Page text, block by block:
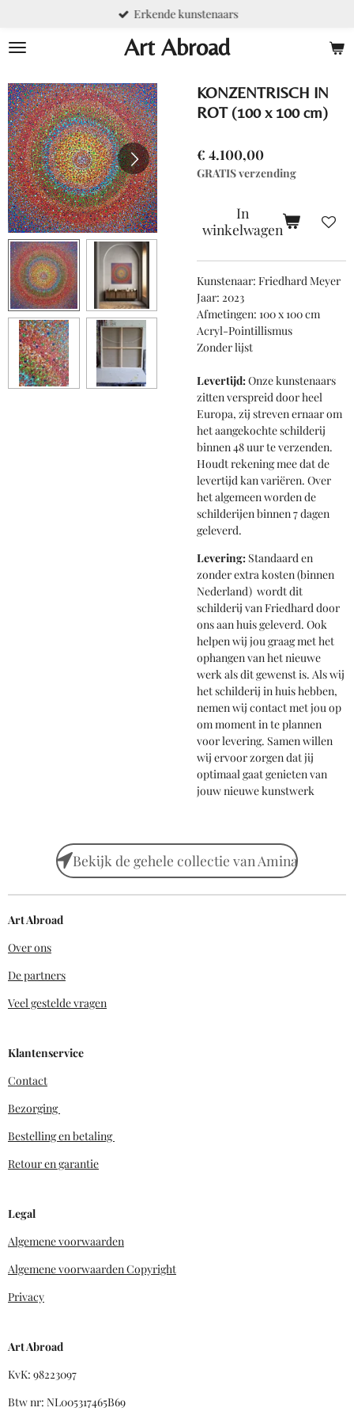
naar
hoofdinhoud
Art Abroad
Erkende kunstenaars
KONZENTRISCH IN
ROT (100 x 100 cm)
€ 4.100,00
GRATIS verzending
In
winkelwagen
Kunstenaar: Friedhard Meyer
Jaar: 2023
Afmetingen: 100 x 100 cm
Acryl-Pointillismus
Zonder lijst
Levertijd:Onze kunstenaars
zitten verspreid door heel
Europa, zij streven ernaar om
het aangekochte schilderij
binnen 48 uur te verzenden.
Houdt rekening mee dat de
levertijd kan variëren. Over
het algemeen worden de
schilderijen binnen 7 dagen
geleverd.
Levering: Standaard en
zonder extra kosten (binnen
Nederland) wordt dit
schilderij van Friedhard door
ons aan huis geleverd. Ook
helpen wij jou graag met het
ophangen van het nieuwe
werk als dit gewenst is. Als wij
het schilderij in huis hebben,
nemen wij contact met jou op
om moment in te plannen
voor levering. Samen willen
wij ervoor zorgen dat jij
optimaal gaat genieten van
jouw nieuwe kunstwerk
Bekijk de gehele collectie van Amina
Art Abroad
Over ons
De partners
Veel gestelde vragen
Klantenservice
Contact
Bezorging
Bestelling en betaling
Retour en garantie
Legal
Algemene voorwaarden
Algemene voorwaarden Copyright
Privacy
Art Abroad
KvK: 98223097
Btw nr: NL005317465B69